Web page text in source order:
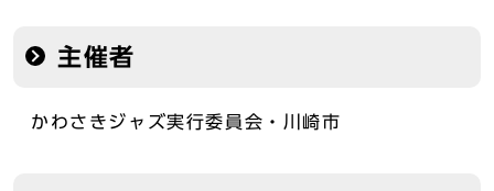
主催者
かわさきジャズ実行委員会・川崎市